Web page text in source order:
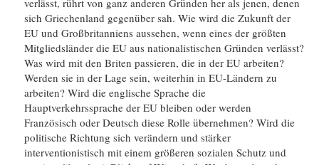
verlässt, rührt von ganz anderen Gründen her als jenen, denen
sich Griechenland gegenüber sah. Wie wird die Zukunft der
EU und Großbritanniens aussehen, wenn eines der größten
Mitgliedsländer die EU aus nationalistischen Gründen verlässt?
Was wird mit den Briten passieren, die in der EU arbeiten?
Werden sie in der Lage sein, weiterhin in EU-Ländern zu
arbeiten? Wird die englische Sprache die
Hauptverkehrssprache der EU bleiben oder werden
Französisch oder Deutsch diese Rolle übernehmen? Wird die
politische Richtung sich verändern und stärker
interventionistisch mit einem größeren sozialen Schutz und